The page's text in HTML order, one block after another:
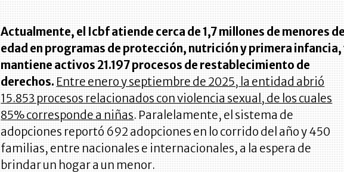
Actualmente, el Icbf atiende cerca de 1,7 millones de menores
edad en programas de protección, nutrición y primera infancia,
mantiene activos 21.197 procesos de restablecimiento de
derechos. Entre enero y septiembre de 2025, la entidad abrió
15.853 procesos relacionados con violencia sexual, de los cuales
85% corresponde a niñas. Paralelamente, el sistema de
adopciones reportó 692 adopciones en lo corrido del año y 450
familias, entre nacionales e internacionales, a la espera de
brindar un hogar a un menor.